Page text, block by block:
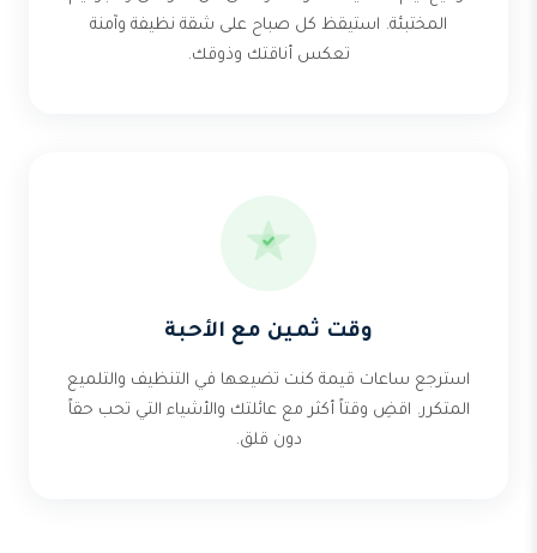
المختبئة. استيقظ كل صباح على شقة نظيفة وآمنة
تعكس أناقتك وذوقك.
وقت ثمين مع الأحبة
استرجع ساعات قيمة كنت تضيعها في التنظيف والتلميع
المتكرر. اقضِ وقتاً أكثر مع عائلتك والأشياء التي تحب حقاً
دون قلق.